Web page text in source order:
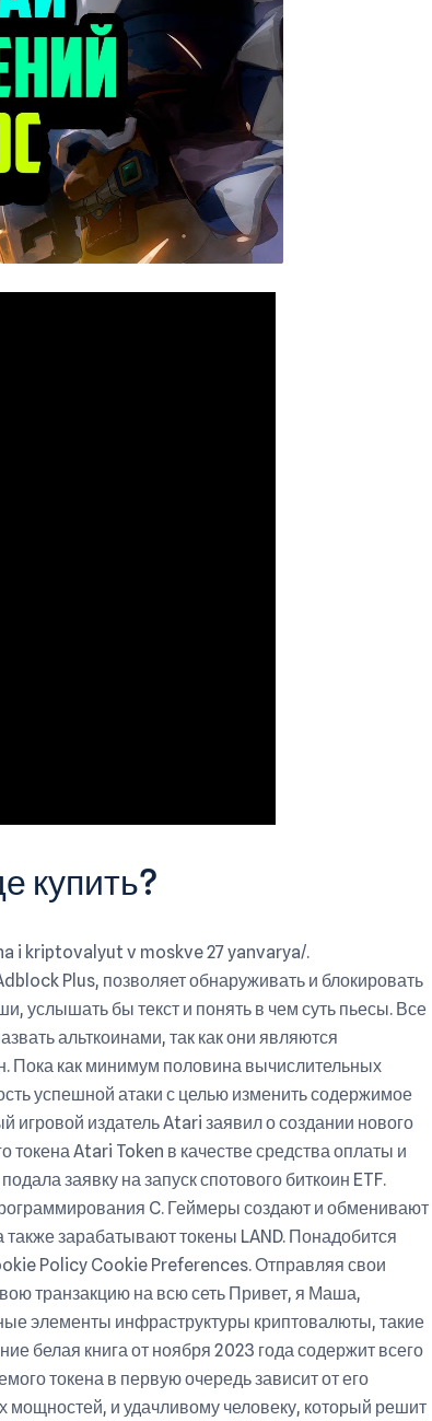
купить?
i kriptovalyut v moskve 27 yanvarya/.
Plus, позволяет обнаруживать и блокировать
услышать бы текст и понять в чем суть пьесы. Все
альткоинами, так как они являются
Пока как минимум половина вычислительных
успешной атаки с целью изменить содержимое
игровой издатель Atari заявил о создании нового
Atari Token в качестве средства оплаты и
заявку на запуск спотового биткоин ETF.
C. Геймеры создают и обменивают
зарабатывают токены LAND. Понадобится
Policy Cookie Preferences. Отправляя свои
транзакцию на всю сеть Привет, я Маша,
элементы инфраструктуры криптовалюты, такие
белая книга от ноября 2023 года содержит всего
токена в первую очередь зависит от его
мощностей, и удачливому человеку, который решит